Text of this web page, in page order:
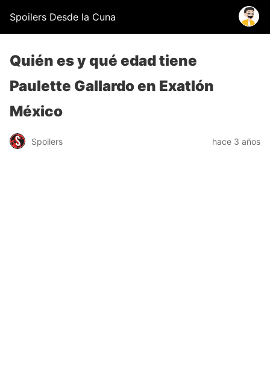
Spoilers Desde la Cuna
Quién es y qué edad tiene
Paulette Gallardo en Exatlón
México
Spoilers hace 3 años